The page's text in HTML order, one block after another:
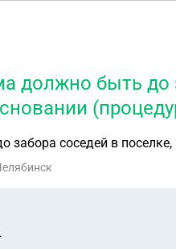
должно быть до
соседей в